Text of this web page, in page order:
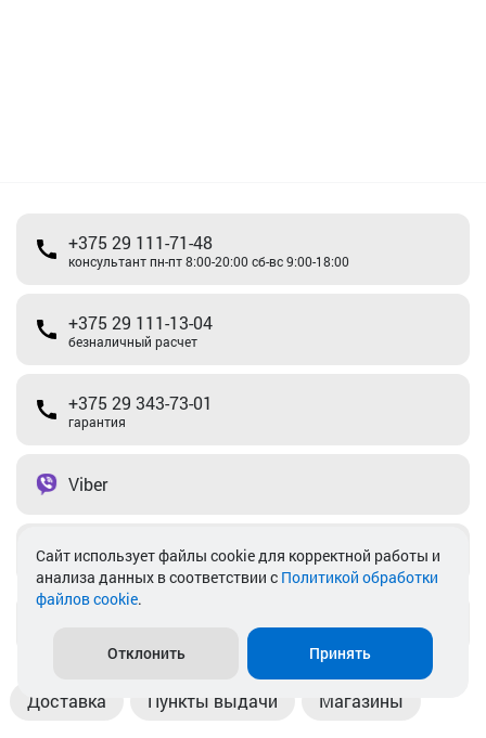
+375 29 111-71-48
консультант пн-пт 8:00-20:00 сб-вс 9:00-18:00
+375 29 111-13-04
безналичный расчет
+375 29 343-73-01
гарантия
Viber
Telegram
Доставка Пункты выдачи Магазины
Cайт использует файлы cookie для корректной работы и
анализа данных в соответствии с Политикой обработки
файлов cookie.
Отклонить Принять